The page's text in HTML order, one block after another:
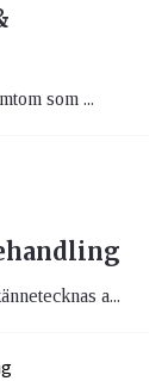
som ...
a...